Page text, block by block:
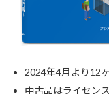
2024年4月より12
中古品はライセン